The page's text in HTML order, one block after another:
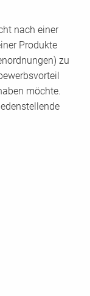
nach einer
Produkte
zu
möchte.